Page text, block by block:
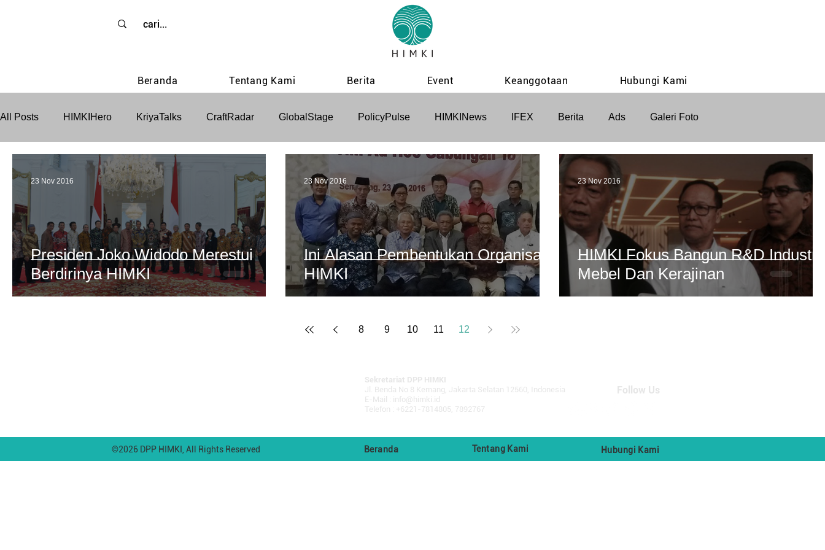
Beranda Tentang Kami Berita Event Keanggotaan Hubungi Kami
All Posts HIMKIHero KriyaTalks CraftRadar GlobalStage PolicyPulse HIMKINews IFEX Berita Ads Galeri Foto
Presiden Joko Widodo Merestui
Berdirinya HIMKI
23 Nov 2016
Ini Alasan Pembentukan Organisasi
HIMKI
23 Nov 2016
HIMKI Fokus Bangun R&D Industri
Mebel Dan Kerajinan
23 Nov 2016
8 9 10 11 12
Follow Us
Sekretariat DPP HIMKI
Jl. Benda No 8 Kemang, Jakarta Selatan 12560, Indonesia
E-Mail : info@himki.id
Telefon : +6221-7814805, 7892767
©2026 DPP HIMKI, All Rights Reserved Tentang Kami Hubungi Kami
Beranda